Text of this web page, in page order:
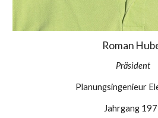
Roman
Präsident
Planungsingenieur
Jahrgang